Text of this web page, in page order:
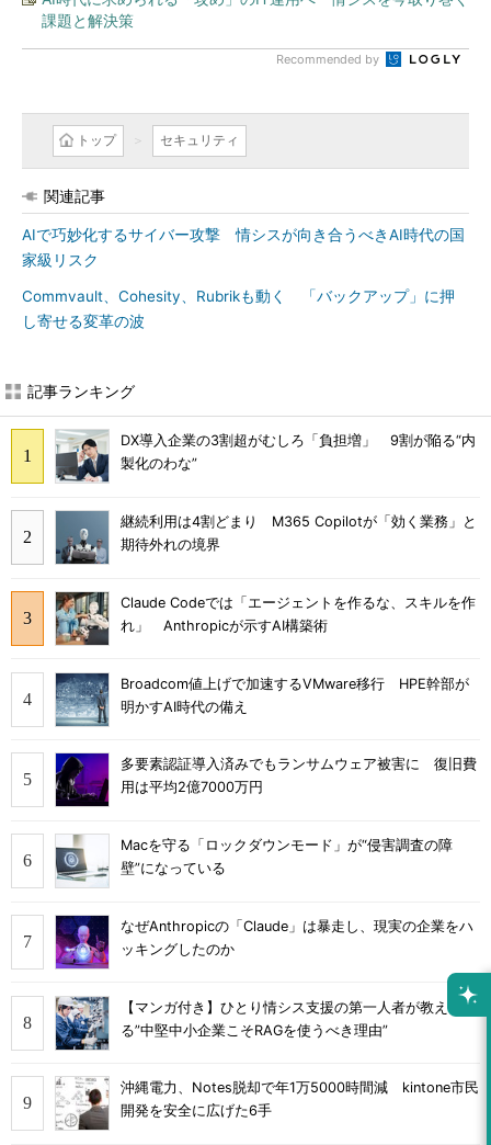
課題と解決策
Recommended by
トップ セキュリティ
関連記事
AIで巧妙化するサイバー攻撃 情シスが向き合うべきAI時代の国
家級リスク
Commvault、Cohesity、Rubrikも動く 「バックアップ」に押
し寄せる変革の波
記事ランキング
DX導入企業の3割超がむしろ「負担増」 9割が陥る“内
製化のわな”
継続利用は4割どまり M365 Copilotが「効く業務」と
期待外れの境界
Claude Codeでは「エージェントを作るな、スキルを作
れ」 Anthropicが示すAI構築術
Broadcom値上げで加速するVMware移行 HPE幹部が
明かすAI時代の備え
多要素認証導入済みでもランサムウェア被害に 復旧費
用は平均2億7000万円
Macを守る「ロックダウンモード」が“侵害調査の障
壁”になっている
なぜAnthropicの「Claude」は暴走し、現実の企業をハ
ッキングしたのか
【マンガ付き】ひとり情シス支援の第一人者が教え
る”中堅中小企業こそRAGを使うべき理由”
沖縄電力、Notes脱却で年1万5000時間減 kintone市民
開発を安全に広げた6手